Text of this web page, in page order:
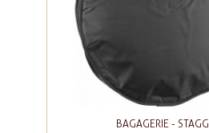
BAGAGERIE - STAGG